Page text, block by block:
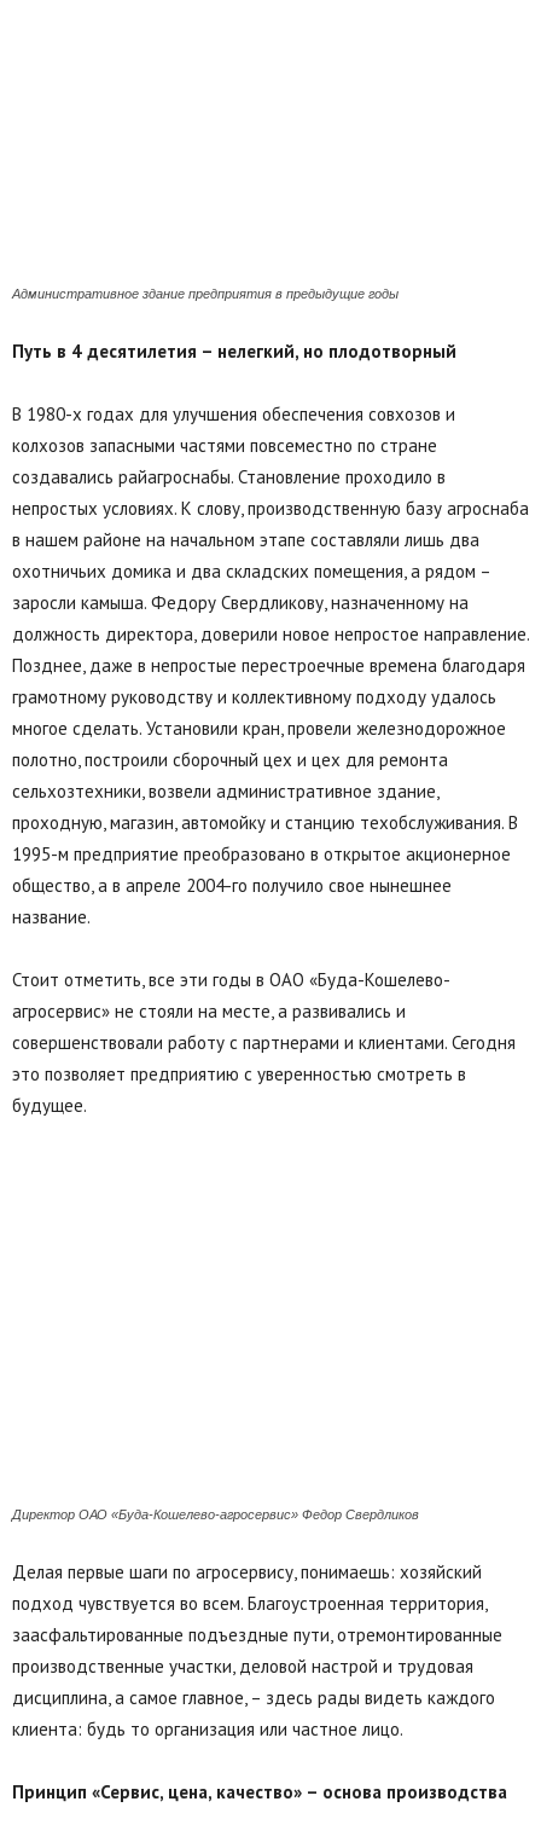
Административное здание предприятия в предыдущие годы
Путь в 4 десятилетия – нелегкий, но плодотворный
В 1980-х годах для улучшения обеспечения совхозов и
колхозов запасными частями повсеместно по стране
создавались райагроснабы. Становление проходило в
непростых условиях. К слову, производственную базу агроснаба
в нашем районе на начальном этапе составляли лишь два
охотничьих домика и два складских помещения, а рядом –
заросли камыша. Федору Свердликову, назначенному на
должность директора, доверили новое непростое направление.
Позднее, даже в непростые перестроечные времена благодаря
грамотному руководству и коллективному подходу удалось
многое сделать. Установили кран, провели железнодорожное
полотно, построили сборочный цех и цех для ремонта
сельхозтехники, возвели административное здание,
проходную, магазин, автомойку и станцию техобслуживания. В
1995-м предприятие преобразовано в открытое акционерное
общество, а в апреле 2004-го получило свое нынешнее
название.
Стоит отметить, все эти годы в ОАО «Буда-Кошелево-
агросервис» не стояли на месте, а развивались и
совершенствовали работу с партнерами и клиентами. Сегодня
это позволяет предприятию с уверенностью смотреть в
будущее.
Директор ОАО «Буда-Кошелево-агросервис» Федор Свердликов
Делая первые шаги по агросервису, понимаешь: хозяйский
подход чувствуется во всем. Благоустроенная территория,
заасфальтированные подъездные пути, отремонтированные
производственные участки, деловой настрой и трудовая
дисциплина, а самое главное, – здесь рады видеть каждого
клиента: будь то организация или частное лицо.
Принцип «Сервис, цена, качество» – основа производства